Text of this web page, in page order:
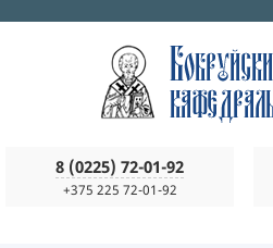
8 (0225) 72-01-92
+375 225 72-01-92